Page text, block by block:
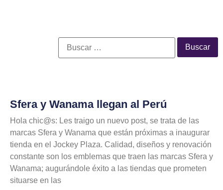
Sfera y Wanama llegan al Perú
Hola chic@s: Les traigo un nuevo post, se trata de las
marcas Sfera y Wanama que están próximas a inaugurar
tienda en el Jockey Plaza. Calidad, diseños y renovación
constante son los emblemas que traen las marcas Sfera y
Wanama; augurándole éxito a las tiendas que prometen
situarse en las